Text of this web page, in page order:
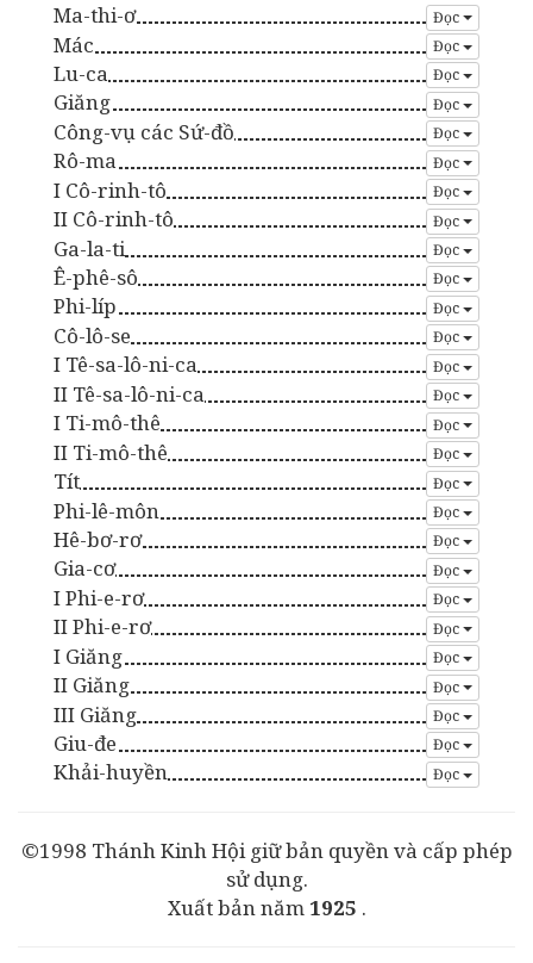
Ma-thi-ơ Đọc
Mác Đọc
Lu-ca Đọc
Giăng Đọc
Công-vụ các Sứ-đồ Đọc
Rô-ma Đọc
I Cô-rinh-tô Đọc
II Cô-rinh-tô Đọc
Ga-la-ti Đọc
Ê-phê-sô Đọc
Phi-líp Đọc
Cô-lô-se Đọc
I Tê-sa-lô-ni-ca Đọc
II Tê-sa-lô-ni-ca Đọc
I Ti-mô-thê Đọc
II Ti-mô-thê Đọc
Tít Đọc
Phi-lê-môn Đọc
Hê-bơ-rơ Đọc
Gia-cơ Đọc
I Phi-e-rơ Đọc
II Phi-e-rơ Đọc
I Giăng Đọc
II Giăng Đọc
III Giăng Đọc
Giu-đe Đọc
Khải-huyền Đọc
©1998 Thánh Kinh Hội giữ bản quyền và cấp phép
sử dụng.
Xuất bản năm 1925 .